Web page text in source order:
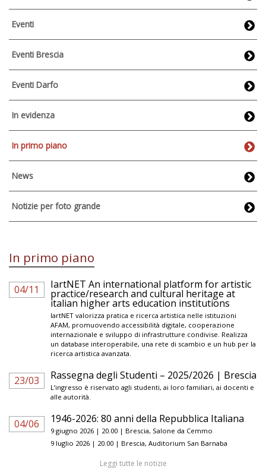
Eventi
Eventi Brescia
Eventi Darfo
In evidenza
In primo piano
News
Notizie per foto grande
In primo piano
04/11 IartNET An international platform for artistic
practice/research and cultural heritage at
italian higher arts education institutions
IartNET valorizza pratica e ricerca artistica nelle istituzioni
AFAM, promuovendo accessibilità digitale, cooperazione
internazionale e sviluppo di infrastrutture condivise. Realizza
un database interoperabile, una rete di scambio e un hub per la
ricerca artistica avanzata.
23/03 Rassegna degli Studenti – 2025/2026 | Brescia
L’ingresso è riservato agli studenti, ai loro familiari, ai docenti e
alle autorità.
04/06 1946-2026: 80 anni della Repubblica Italiana
9 giugno 2026 | 20.00 | Brescia, Salone da Cemmo
9 luglio 2026 | 20.00 | Brescia, Auditorium San Barnaba
Leggi tutte le notizie